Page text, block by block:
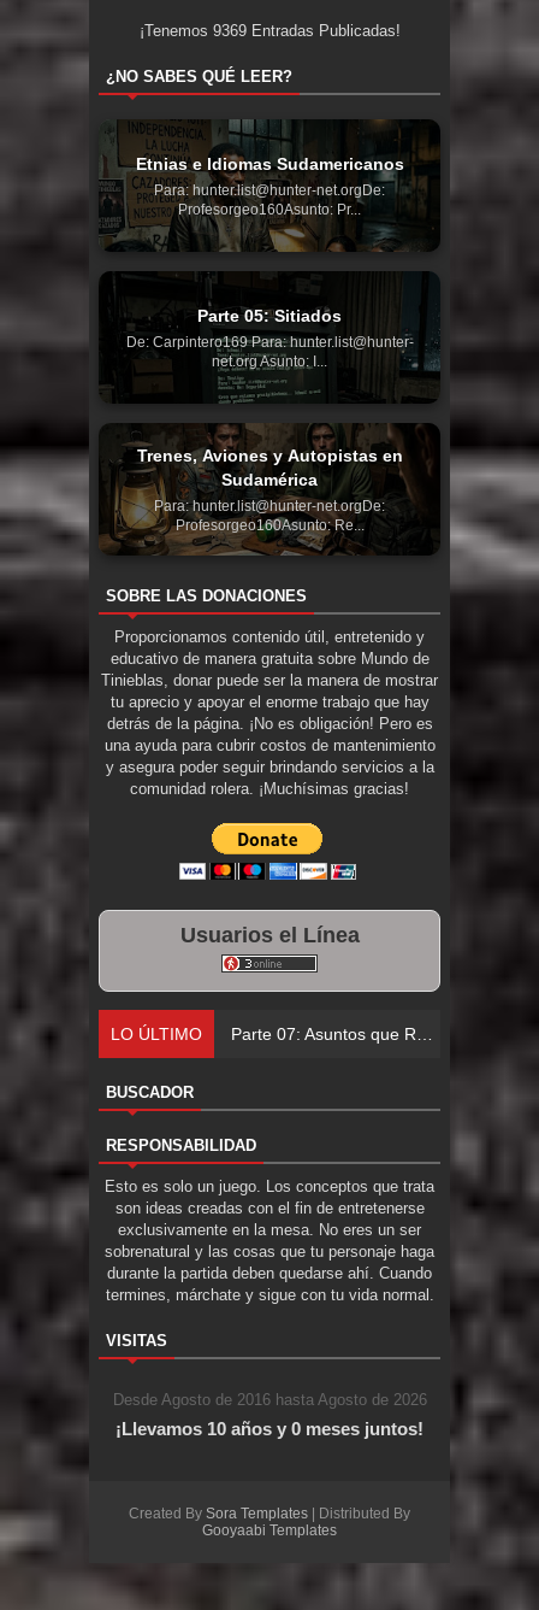
¡Tenemos 9369Entradas Publicadas!
¿NO SABES QUÉ LEER?
Etnias e Idiomas Sudamericanos
Para: hunter.list@hunter-net.orgDe:
Profesorgeo160Asunto: Pr...
Parte 05: Sitiados
De: Carpintero169 Para: hunter.list@hunter-
net.org Asunto: I...
Trenes, Aviones y Autopistas en
Sudamérica
Para: hunter.list@hunter-net.orgDe:
Profesorgeo160Asunto: Re...
SOBRE LAS DONACIONES
Proporcionamos contenido útil, entretenido y
educativo de manera gratuita sobre Mundo de
Tinieblas, donar puede ser la manera de mostrar
tu aprecio y apoyar el enorme trabajo que hay
detrás de la página. ¡No es obligación! Pero es
una ayuda para cubrir costos de mantenimiento
y asegura poder seguir brindando servicios a la
comunidad rolera. ¡Muchísimas gracias!
Usuarios el Línea
LO ÚLTIMO Parte 06: El Trato con los Muertos
BUSCADOR
RESPONSABILIDAD
Esto es solo un juego. Los conceptos que trata
son ideas creadas con el fin de entretenerse
exclusivamente en la mesa. No eres un ser
sobrenatural y las cosas que tu personaje haga
durante la partida deben quedarse ahí. Cuando
termines, márchate y sigue con tu vida normal.
VISITAS
Desde Agosto de 2016 hasta Agosto de 2026
¡Llevamos 10 años y 0 meses juntos!
Created By Sora Templates | Distributed By
Gooyaabi Templates